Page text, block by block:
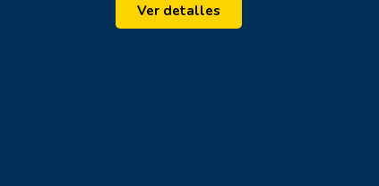
Ver detalles